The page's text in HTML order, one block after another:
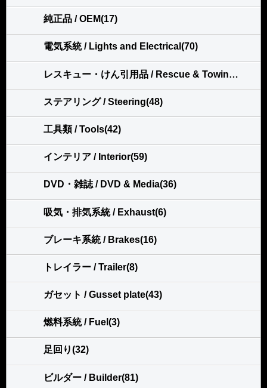
純正品 / OEM(17)
電気系統 / Lights and Electrical(70)
レスキュー・けん引用品 / Rescue & Towing(113)
ステアリング / Steering(48)
工具類 / Tools(42)
インテリア / Interior(59)
DVD・雑誌 / DVD & Media(36)
吸気・排気系統 / Exhaust(6)
ブレーキ系統 / Brakes(16)
トレイラー / Trailer(8)
ガセット / Gusset plate(43)
燃料系統 / Fuel(3)
足回り(32)
ビルダー / Builder(81)